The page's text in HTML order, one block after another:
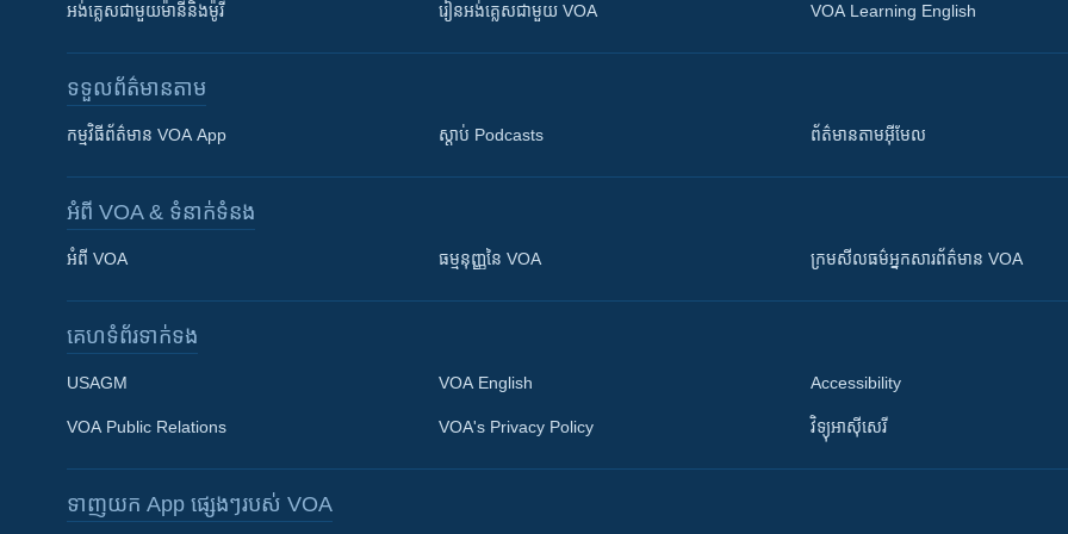
Khmer English
អង់គ្លេស​ជាមួយ​ម៉ានី​និង​ម៉ូរី រៀន​​​​​​អង់គ្លេស​​ជាមួយ VOA VOA Learning English
ទទួល​ព័ត៌មាន​តាម
កម្មវិធី​ព័ត៌មាន VOA App ស្តាប់ Podcasts ព័ត៌មាន​តាម​អ៊ីមែល
អំពី​ VOA & ទំនាក់ទំនង
អំពី​ VOA ធម្មនុញ្ញ​នៃ VOA ក្រម​​​សីលធម៌​​​អ្នក​​​សារព័ត៌មាន VOA
គេហទំព័រ​​ទាក់ទង
USAGM
VOA Public Relations
VOA English
VOA's Privacy Policy
Accessibility
វិទ្យុ​អាស៊ី​សេរី
ទាញយក​ App ផ្សេងៗ​របស់​ VOA